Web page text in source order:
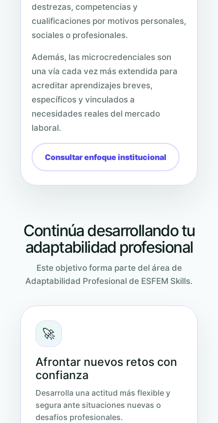
destrezas, competencias y
cualificaciones por motivos personales,
sociales o profesionales.
Además, las microcredenciales son
una vía cada vez más extendida para
acreditar aprendizajes breves,
específicos y vinculados a
necesidades reales del mercado
laboral.
Consultar enfoque institucional
Continúa desarrollando tu
adaptabilidad profesional
Este objetivo forma parte del área de
Adaptabilidad Profesional de ESFEM Skills.
🚀
Afrontar nuevos retos con
confianza
Desarrolla una actitud más flexible y
segura ante situaciones nuevas o
desafíos profesionales.